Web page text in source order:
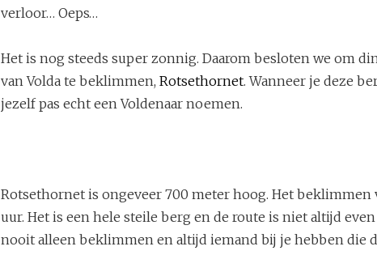
verloor… Oeps…
Het is nog steeds super zonnig. Daarom besloten we om
van Volda te beklimmen, Rotsethornet. Wanneer je deze
jezelf pas echt een Voldenaar noemen.
Rotsethornet is ongeveer 700 meter hoog. Het beklimmen
uur. Het is een hele steile berg en de route is niet altijd
nooit alleen beklimmen en altijd iemand bij je hebben die